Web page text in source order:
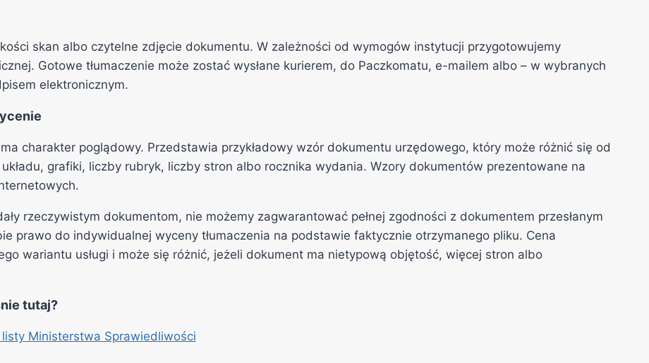
skan albo czytelne zdjęcie dokumentu. W zależności od wymogów instytucji przygotowujemy
Gotowe tłumaczenie może zostać wysłane kurierem, do Paczkomatu, e-mailem albo – w wybranych
elektronicznym.
charakter poglądowy. Przedstawia przykładowy wzór dokumentu urzędowego, który może różnić się od
grafiki, liczby rubryk, liczby stron albo rocznika wydania. Wzory dokumentów prezentowane na
rzeczywistym dokumentom, nie możemy zagwarantować pełnej zgodności z dokumentem przesłanym
prawo do indywidualnej wyceny tłumaczenia na podstawie faktycznie otrzymanego pliku. Cena
wariantu usługi i może się różnić, jeżeli dokument ma nietypową objętość, więcej stron albo
tutaj?
listy Ministerstwa Sprawiedliwości